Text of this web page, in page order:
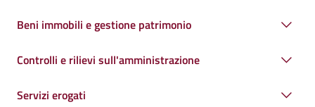
Beni immobili e gestione patrimonio
Controlli e rilievi sull'amministrazione
Servizi erogati